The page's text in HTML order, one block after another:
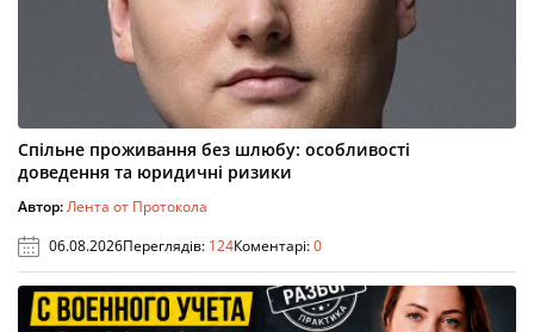
Спільне проживання без шлюбу: особливості
доведення та юридичні ризики
Автор:Лента от Протокола
06.08.2026Переглядів: 124Коментарі:0